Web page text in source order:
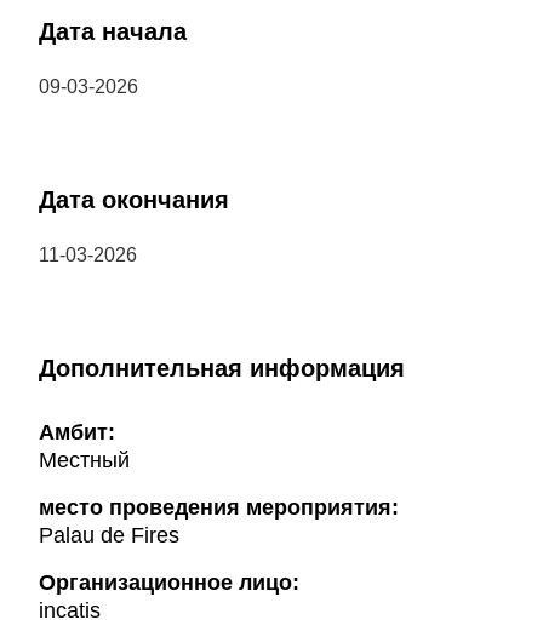
Дата начала
09-03-2026
Дата окончания
11-03-2026
Дополнительная информация
Амбит:
Местный
место проведения мероприятия:
Palau de Fires
Организационное лицо:
incatis